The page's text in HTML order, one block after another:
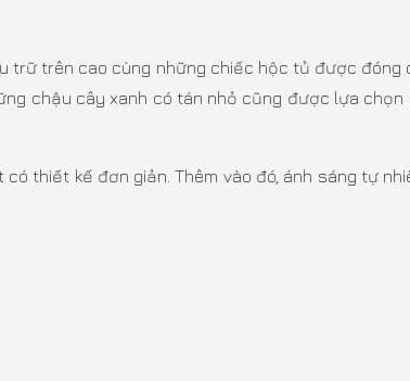
trên cao cùng những chiếc hộc tủ được đóng
chậu cây xanh có tán nhỏ cũng được lựa
thiết kế đơn giản. Thêm vào đó, ánh sáng tự